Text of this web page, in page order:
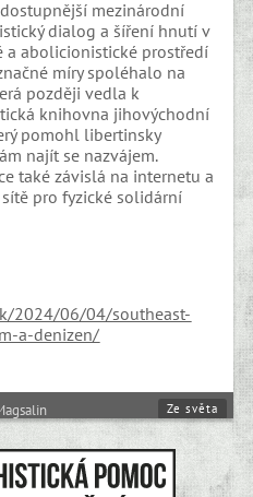
mezinárodní
dialog a šíření hnutí v
a abolicionistické prostředí
míry spoléhalo na
později vedla k
knihovna jihovýchodní
pomohl libertinsky
najít se nazvájem.
také závislá na internetu a
pro fyzické solidární
2024/06/04/southeast-
a-denizen/
Ze světa